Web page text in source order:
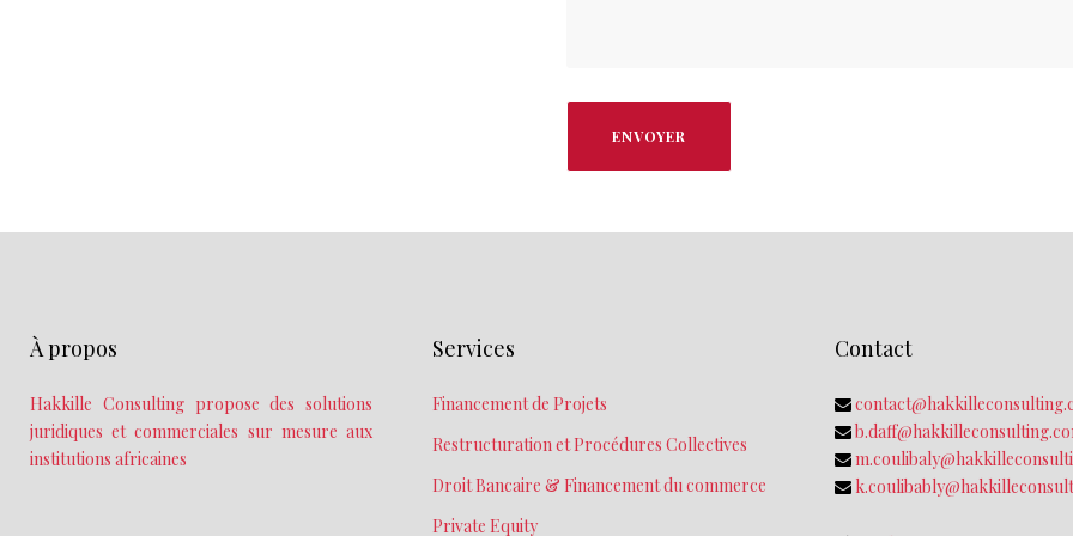
À propos
Hakkille Consulting propose des solutions
juridiques et commerciales sur mesure aux
institutions africaines
Services
Financement de Projets
Restructuration et Procédures Collectives
Droit Bancaire & Financement du commerce
Private Equity
Contact